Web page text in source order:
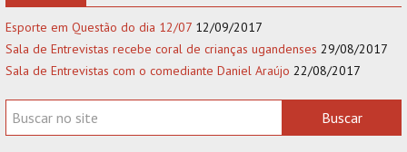
Esporte em Questão do dia 12/07 12/09/2017
Sala de Entrevistas recebe coral de crianças ugandenses 29/08/2017
Sala de Entrevistas com o comediante Daniel Araújo 22/08/2017